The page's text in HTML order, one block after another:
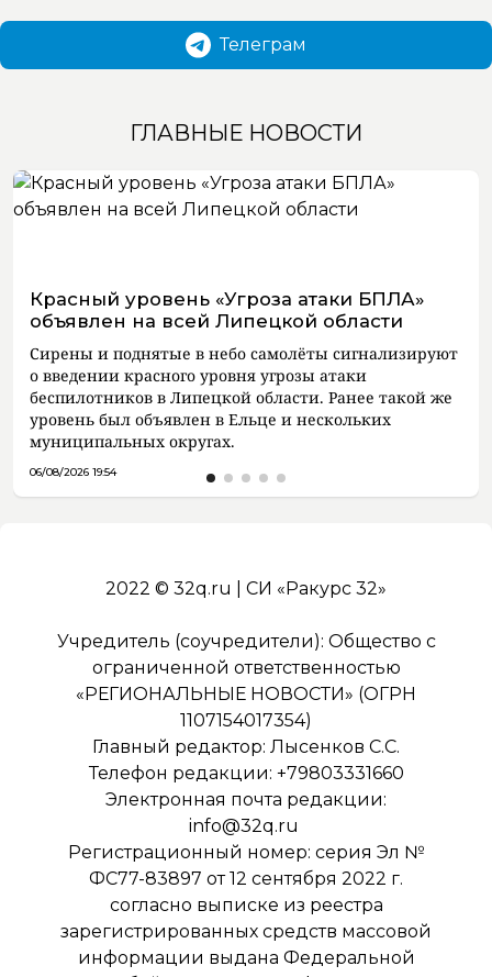
Телеграм
ГЛАВНЫЕ НОВОСТИ
Красный уровень «Угроза атаки БПЛА»
объявлен на всей Липецкой области
Сирены и поднятые в небо самолёты сигнализируют
о введении красного уровня угрозы атаки
беспилотников в Липецкой области. Ранее такой же
уровень был объявлен в Ельце и нескольких
муниципальных округах.
06/08/2026 19:54
2022 © 32q.ru | СИ «Ракурс 32»
Учредитель (соучредители): Общество с
ограниченной ответственностью
«РЕГИОНАЛЬНЫЕ НОВОСТИ» (ОГРН
1107154017354)
Главный редактор: Лысенков С.С.
Телефон редакции: +79803331660
Электронная почта редакции:
info@32q.ru
Регистрационный номер: серия Эл №
ФС77-83897 от 12 сентября 2022 г.
согласно выписке из реестра
зарегистрированных средств массовой
информации выдана Федеральной